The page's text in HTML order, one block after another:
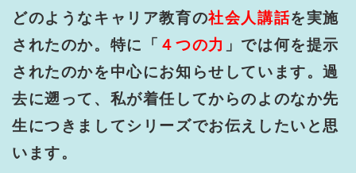
どのようなキャリア教育の社会人講話を実施
されたのか。特に「 ４つの力 」では何を提示
されたのかを中心にお知らせしています。過
去に遡って、私が着任してからのよのなか先
生につきましてシリーズでお伝えしたいと思
います。